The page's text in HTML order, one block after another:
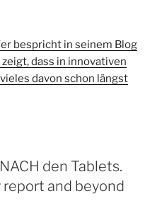
bespricht in seinem Blog
dass in innovativen
davon schon längst
den Tablets.
and beyond